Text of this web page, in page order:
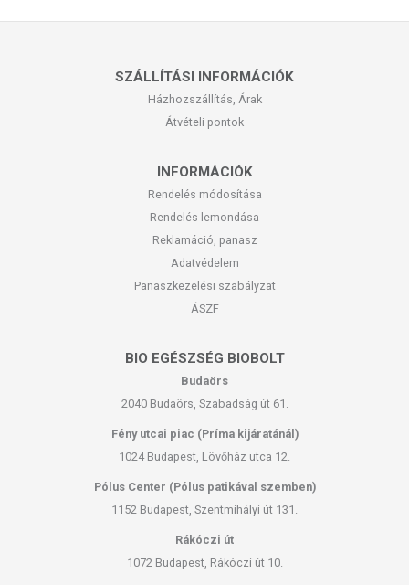
SZÁLLÍTÁSI INFORMÁCIÓK
Házhozszállítás, Árak
Átvételi pontok
INFORMÁCIÓK
Rendelés módosítása
Rendelés lemondása
Reklamáció, panasz
Adatvédelem
Panaszkezelési szabályzat
ÁSZF
BIO EGÉSZSÉG BIOBOLT
Budaörs
2040 Budaörs, Szabadság út 61.
Fény utcai piac (Príma kijáratánál)
1024 Budapest, Lövőház utca 12.
Pólus Center (Pólus patikával szemben)
1152 Budapest, Szentmihályi út 131.
Rákóczi út
1072 Budapest, Rákóczi út 10.